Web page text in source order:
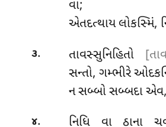
વા;
એતદત્થાય લોકસ્મિં,
૩. તાવસ્સુનિહિતો
સન્તો, ગમ્ભીરે
ન સબ્બો સબ્બદા
૪. નિધિ વા ઠાના